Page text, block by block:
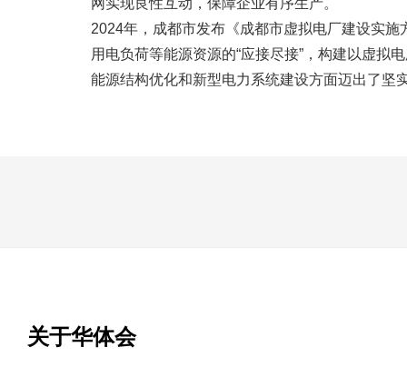
2024年，成都市发布《成都市虚拟电厂建设实
用电负荷等能源资源的“应接尽接”，构建以虚拟
能源结构优化和新型电力系统建设方面迈出了坚
关于华体会